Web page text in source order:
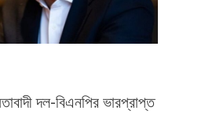
দল-বিএনপির ভারপ্রাপ্ত